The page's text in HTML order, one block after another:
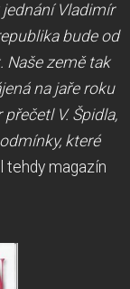
jednání Vladimír
bude od
Naše země tak
na jaře roku
V. Špidla,
které
tehdy magazín